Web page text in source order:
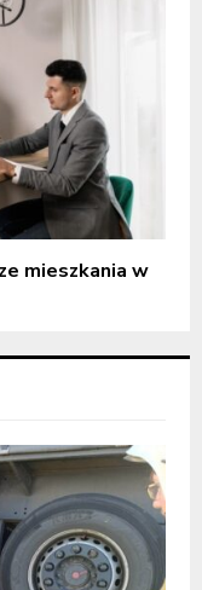
mieszkania w